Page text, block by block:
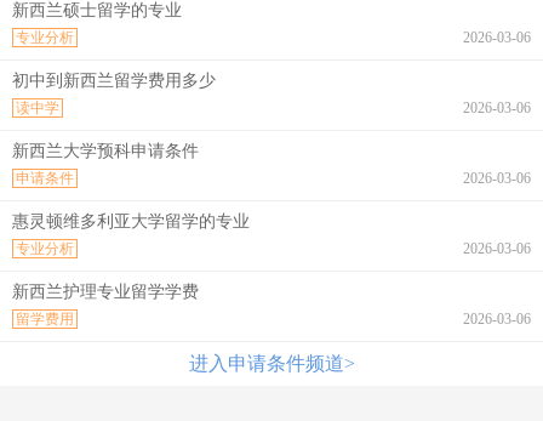
新西兰硕士留学的专业
2026-03-06
专业分析
初中到新西兰留学费用多少
2026-03-06
读中学
新西兰大学预科申请条件
2026-03-06
申请条件
惠灵顿维多利亚大学留学的专业
2026-03-06
专业分析
新西兰护理专业留学学费
2026-03-06
留学费用
进入申请条件频道>